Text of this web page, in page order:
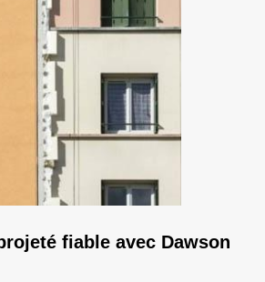
fiable avec Dawson